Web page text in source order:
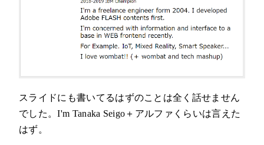
スライドにも書いてるはずのことは全く話せません
でした。I'm Tanaka Seigo＋アルファくらいは言えた
はず。